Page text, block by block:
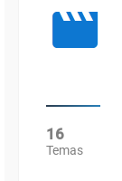
16
Temas